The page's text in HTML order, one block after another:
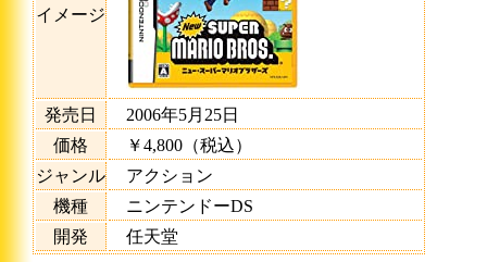
イメージ
発売日
2006年5月25日
価格
￥4,800（税込）
ジャンル
アクション
機種
ニンテンドーDS
開発
任天堂